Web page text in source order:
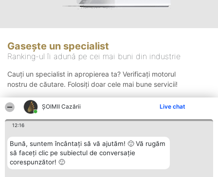
ȘOIMII Cazării Live chat
12:16
Bună, suntem încântați să vă ajutăm! 🙂 Vă rugăm
să faceți clic pe subiectul de conversație
corespunzător! 🙂
Gasește un specialist
Ranking-ul îi adună pe cei mai buni din industrie
Cauți un specialist in apropierea ta? Verificați motorul
nostru de căutare. Folosiți doar cele mai bune servicii!